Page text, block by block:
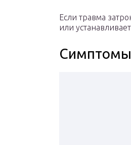
Если травма
или
Симптомы